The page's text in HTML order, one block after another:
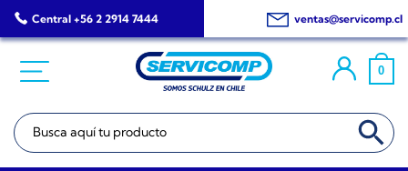
Saltar
al
Central +56 2 2914 7444 ventas@servicomp.cl
0
Buscar: BOTÓN DE